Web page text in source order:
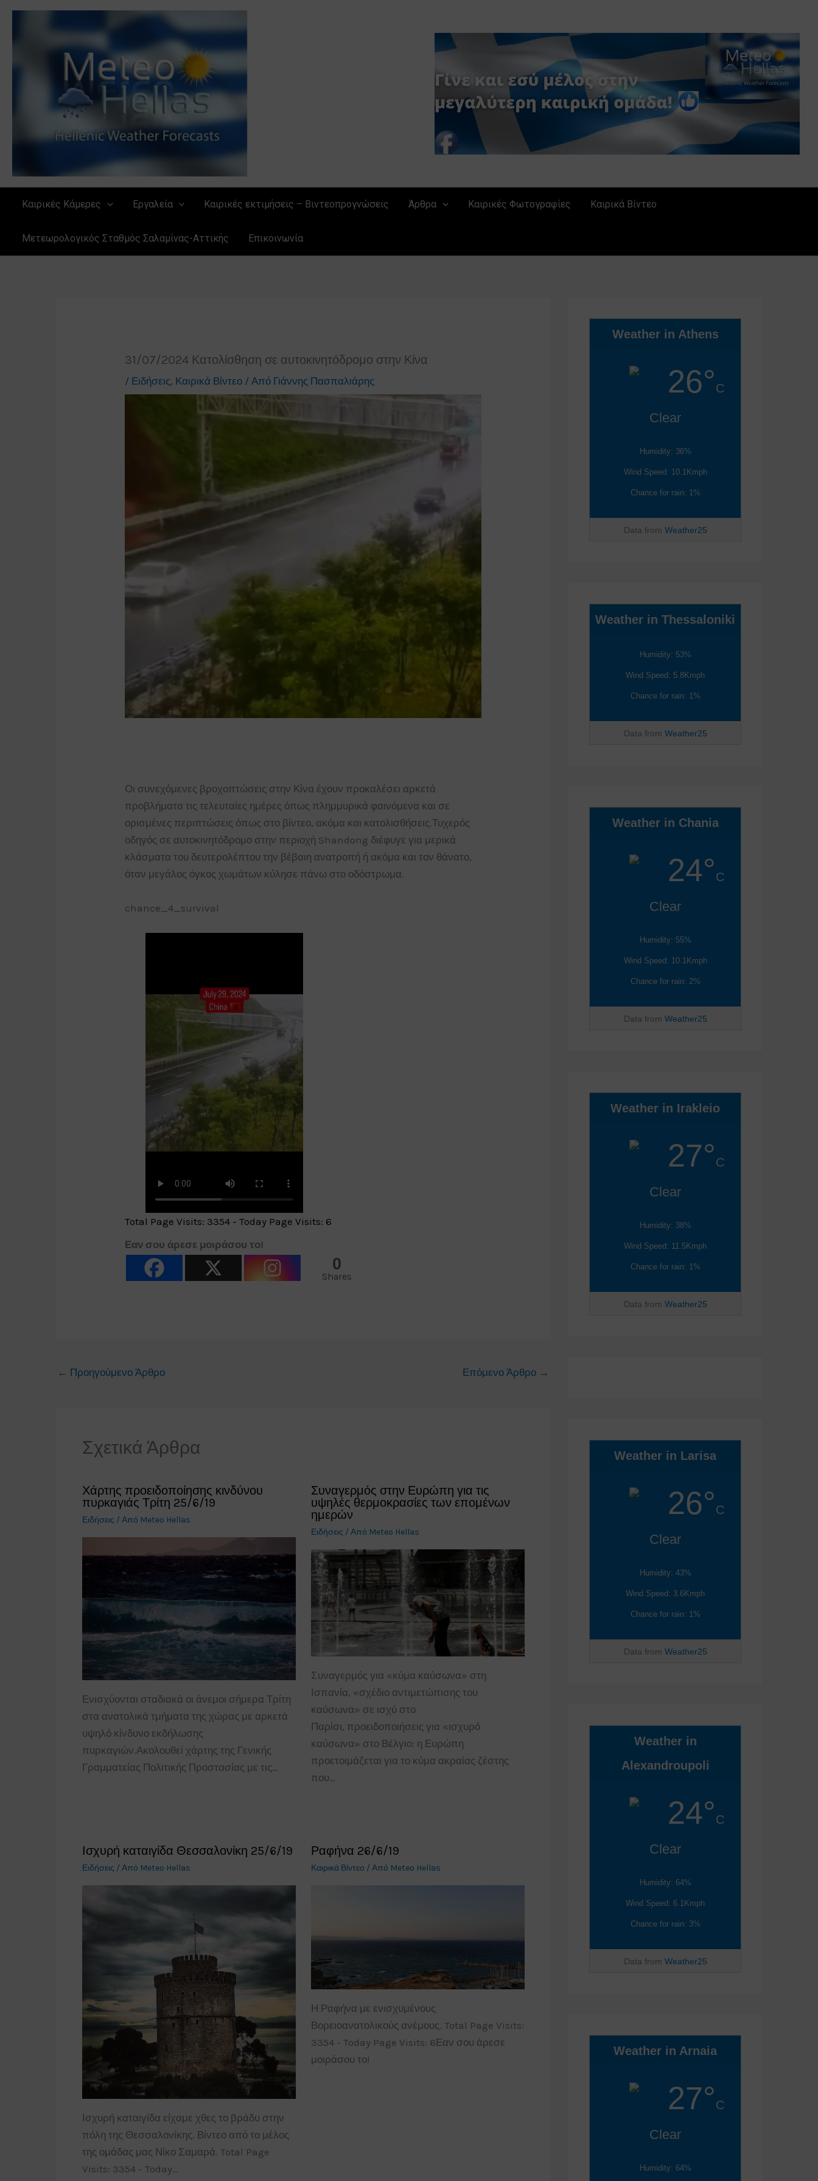
Μετάβαση
Καιρικές Κάμερες Εργαλεία Καιρικές εκτιμήσεις – Βιντεοπρογνώσεις Άρθρα Καιρικές Φωτογραφίες Καιρικά Βίντεο
Μετεωρολογικός Σταθμός Σαλαμίνας-Αττικής Επικοινωνία
31/07/2024 Κατολίσθηση σε αυτοκινητόδρομο στην Κίνα
/ Ειδήσεις, Καιρικά Βίντεο / Από Γιάννης Πασπαλιάρης
Οι συνεχόμενες βροχοπτώσεις στην Κίνα έχουν προκαλέσει αρκετά
προβλήματα τις τελευταίες ημέρες όπως πλημμυρικά φαινόμενα και σε
ορισμένες περιπτώσεις όπως στο βίντεο, ακόμα και κατολισθήσεις.Τυχερός
οδηγός σε αυτοκινητόδρομο στην περιοχή Shandong διέφυγε για μερικά
κλάσματα του δευτερολέπτου την βέβαιη ανατροπή ή ακόμα και τον θάνατο,
όταν μεγάλος όγκος χωμάτων κύλησε πάνω στο οδόστρωμα.
chance_4_survival
Total Page Visits: 3354 - Today Page Visits: 6
Εαν σου άρεσε μοιράσου το!
0
Shares
← Προηγούμενο Άρθρο Επόμενο Άρθρο →
Σχετικά Άρθρα
Χάρτης προειδοποίησης κινδύνου
πυρκαγιάς Τρίτη 25/6/19
Ειδήσεις / Από Meteo Hellas
Ενισχύονται σταδιακά οι άνεμοι σήμερα Τρίτη
στα ανατολικά τμήματα της χώρας με αρκετά
υψηλό κίνδυνο εκδήλωσης
πυρκαγιών.Ακολουθεί χάρτης της Γενικής
Γραμματείας Πολιτικής Προστασίας με τις…
Συναγερμός στην Ευρώπη για τις
υψηλές θερμοκρασίες των επομένων
ημερών
Ειδήσεις / Από Meteo Hellas
Συναγερμός για «κύμα καύσωνα» στη
Ισπανία, «σχέδιο αντιμετώπισης του
καύσωνα» σε ισχύ στο
Παρίσι, προειδοποιήσεις για «ισχυρό
καύσωνα» στο Βέλγιο: η Ευρώπη
προετοιμάζεται για το κύμα ακραίας ζέστης
που…
Ισχυρή καταιγίδα Θεσσαλονίκη 25/6/19
Ειδήσεις / Από Meteo Hellas
Ισχυρή καταιγίδα είχαμε χθες το βράδυ στην
πόλη της Θεσσαλονίκης. Βίντεο από το μέλος
της ομάδας μας Νίκο Σαμαρά. Total Page
Visits: 3354 - Today…
Ραφήνα 26/6/19
Καιρικά Βίντεο / Από Meteo Hellas
Η Ραφήνα με ενισχυμένους
Βορειοανατολικούς ανέμους. Total Page Visits:
3354 - Today Page Visits: 6Εαν σου άρεσε
μοιράσου το!
Weather in Athens
26°C
Clear
Humidity: 36%
Wind Speed: 10.1Kmph
Chance for rain: 1%
Data from Weather25
Weather in Thessaloniki
Humidity: 53%
Wind Speed: 5.8Kmph
Chance for rain: 1%
Data from Weather25
Weather in Chania
24°C
Clear
Humidity: 55%
Wind Speed: 10.1Kmph
Chance for rain: 2%
Data from Weather25
Weather in Irakleio
27°C
Clear
Humidity: 38%
Wind Speed: 11.5Kmph
Chance for rain: 1%
Data from Weather25
Weather in Larisa
26°C
Clear
Humidity: 43%
Wind Speed: 3.6Kmph
Chance for rain: 1%
Data from Weather25
Weather in
Alexandroupoli
24°C
Clear
Humidity: 64%
Wind Speed: 6.1Kmph
Chance for rain: 3%
Data from Weather25
Weather in Arnaia
27°C
Clear
Humidity: 64%